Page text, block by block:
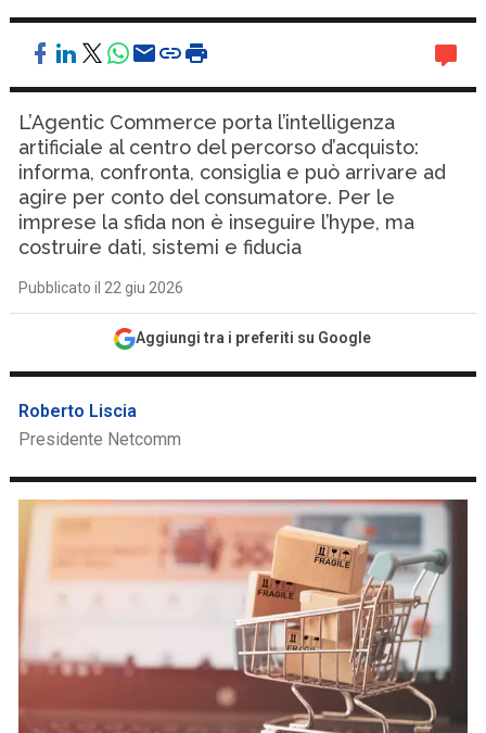
L’Agentic Commerce porta l’intelligenza
artificiale al centro del percorso d’acquisto:
informa, confronta, consiglia e può arrivare ad
agire per conto del consumatore. Per le
imprese la sfida non è inseguire l’hype, ma
costruire dati, sistemi e fiducia
Pubblicato il 22 giu 2026
Aggiungi tra i preferiti su Google
Roberto Liscia
Presidente Netcomm